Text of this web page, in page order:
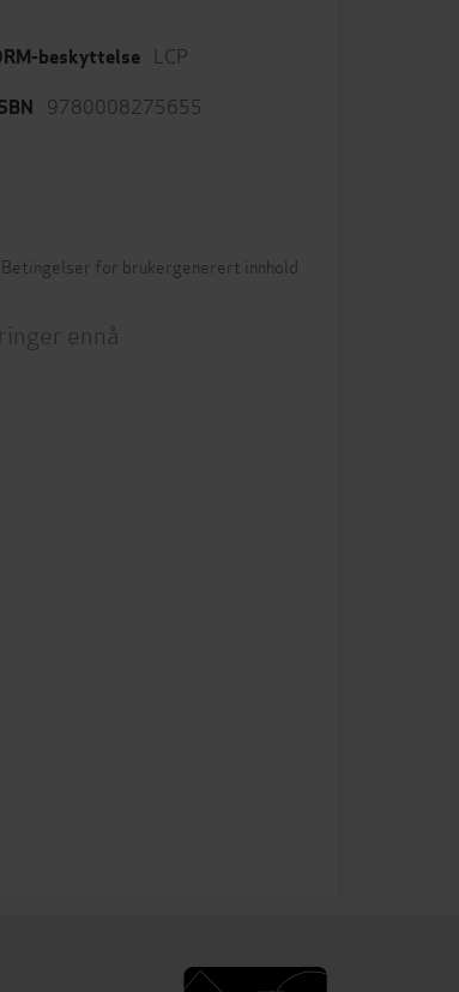
beskyttelse LCP
9780008275655
Betingelser for brukergenerert innhold
ennå